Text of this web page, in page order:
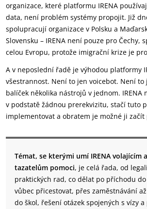
organizace, které platformu IRENA
data, není problém systémy propojit. Již
spolupracují organizace v Polsku a
Slovensku – IRENA není pouze pro Čechy,
celou Evropu, protože imigrační krize je
A v neposlední řadě je výhodou platformy
všestrannost. Není to jen voicebot. Není to
balíček několika nástrojů v jednom. IRENA
v podstatě žádnou prerekvizitu, stačí tuto
implementovat a obratem je možné ji začít
Témat, se kterými umí IRENA volajícím
tazatelům pomoci, je celá řada, od
praktických rad, co dělat po příchodu do
vůbec přicestovat, přes zaměstnávání
do škol, řešení otázek spojených s vízy